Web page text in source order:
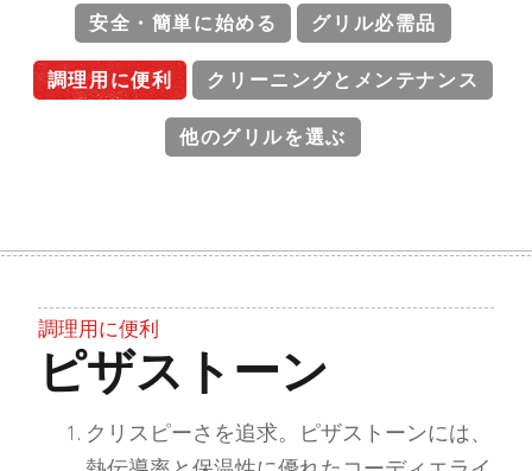
安全・簡単に始める グリル必需品
調理用に便利 クリーニングとメンテナンス
他のグリルを選ぶ
調理用に便利
ピザストーン
クリスピーさを追求。
ピザストーンには、